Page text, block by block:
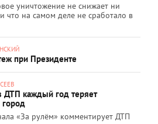
уничтожение не снижает ни
что на самом деле не сработало в
при Президенте
ДТП каждый год теряет
«За рулём» комментирует ДТП